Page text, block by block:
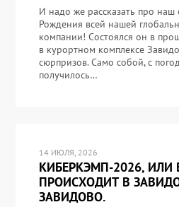
И надо же рассказать про
Рождения всей нашей
компании! Состоялся он в
в курортном комплексе
сюрпризов. Само собой, с
получилось…
14 ИЮЛЯ, 2026
КИБЕРКЭМП-2026, ИЛИ
ПРОИСХОДИТ В
ЗАВИДОВО.